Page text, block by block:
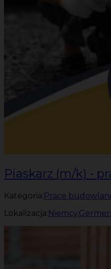
Piaskarz (m/k) -
Kategoria: Prace
Lokalizacja: Niemcy,